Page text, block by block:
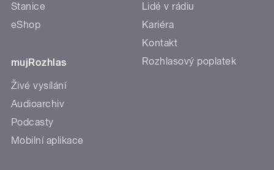
Stanice
eShop
mujRozhlas
Živé vysílání
Audioarchiv
Podcasty
Mobilní aplikace
Lidé v rádiu
Kariéra
Kontakt
Rozhlasový poplatek